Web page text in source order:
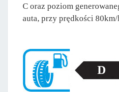
C oraz poziom
auta, przy prędkości
D